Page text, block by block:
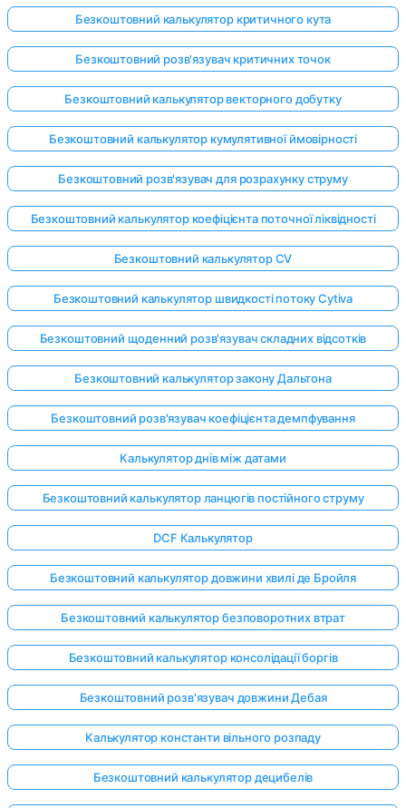
Безкоштовний калькулятор критичного кута
Безкоштовний розв'язувач критичних точок
Безкоштовний калькулятор векторного добутку
Безкоштовний калькулятор кумулятивної ймовірності
Безкоштовний розв'язувач для розрахунку струму
Безкоштовний калькулятор коефіцієнта поточної ліквідності
Безкоштовний калькулятор CV
Безкоштовний калькулятор швидкості потоку Cytiva
Безкоштовний щоденний розв'язувач складних відсотків
Безкоштовний калькулятор закону Дальтона
Безкоштовний розв'язувач коефіцієнта демпфування
Калькулятор днів між датами
Безкоштовний калькулятор ланцюгів постійного струму
DCF Калькулятор
Безкоштовний калькулятор довжини хвилі де Бройля
Безкоштовний калькулятор безповоротних втрат
Безкоштовний калькулятор консолідації боргів
Безкоштовний розв'язувач довжини Дебая
Калькулятор константи вільного розпаду
Безкоштовний калькулятор децибелів